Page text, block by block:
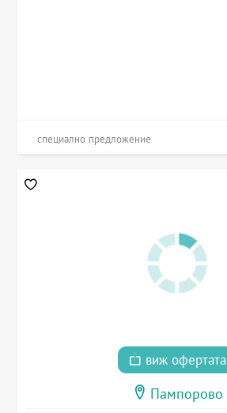
специално предложение
виж офертата
Пампорово